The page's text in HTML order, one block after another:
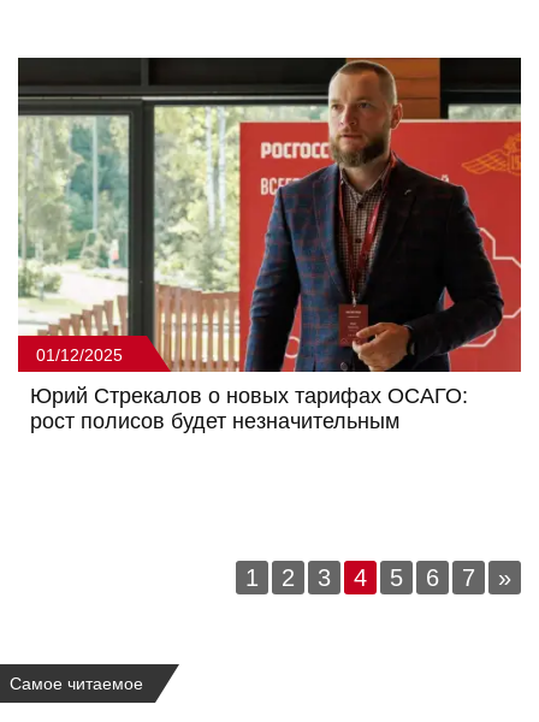
01/12/2025
Юрий Стрекалов о новых тарифах ОСАГО:
рост полисов будет незначительным
1 2 3 4 5 6 7 »
Самое читаемое